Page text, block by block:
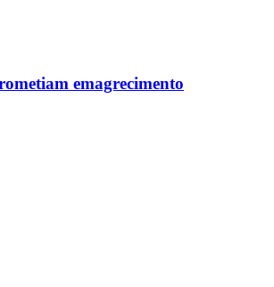
emagrecimento